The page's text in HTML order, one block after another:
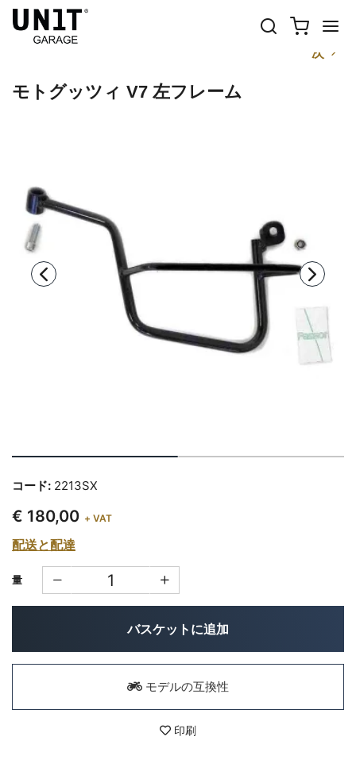
前
次
モトグッツィ V7 左フレーム
コード: 2213SX
€ 180,00 + VAT
配送と配達
量
バスケットに追加
モデルの互換性
印刷